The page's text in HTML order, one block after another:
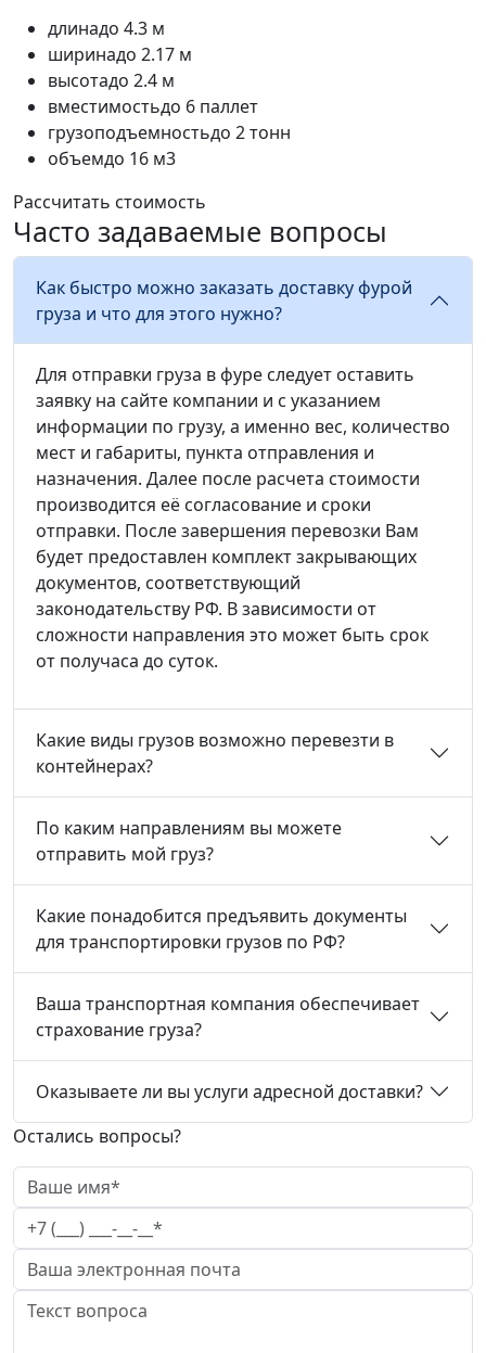
длинадо 4.3 м
ширинадо 2.17 м
высотадо 2.4 м
вместимостьдо 6 паллет
грузоподъемностьдо 2 тонн
объемдо 16 м3
Рассчитать стоимость
Часто задаваемые вопросы
Как быстро можно заказать доставку фурой
груза и что для этого нужно?
Для отправки груза в фуре следует оставить
заявку на сайте компании и с указанием
информации по грузу, а именно вес, количество
мест и габариты, пункта отправления и
назначения. Далее после расчета стоимости
производится её согласование и сроки
отправки. После завершения перевозки Вам
будет предоставлен комплект закрывающих
документов, соответствующий
законодательству РФ. В зависимости от
сложности направления это может быть срок
от получаса до суток.
Какие виды грузов возможно перевезти в
контейнерах?
По каким направлениям вы можете
отправить мой груз?
Какие понадобится предъявить документы
для транспортировки грузов по РФ?
Ваша транспортная компания обеспечивает
страхование груза?
Оказываете ли вы услуги адресной доставки?
Остались вопросы?